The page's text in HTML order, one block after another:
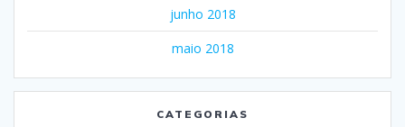
junho 2018
maio 2018
CATEGORIAS